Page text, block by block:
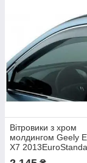
Вітровики з хром
молдингом Geely
X7
Cobra Tuning